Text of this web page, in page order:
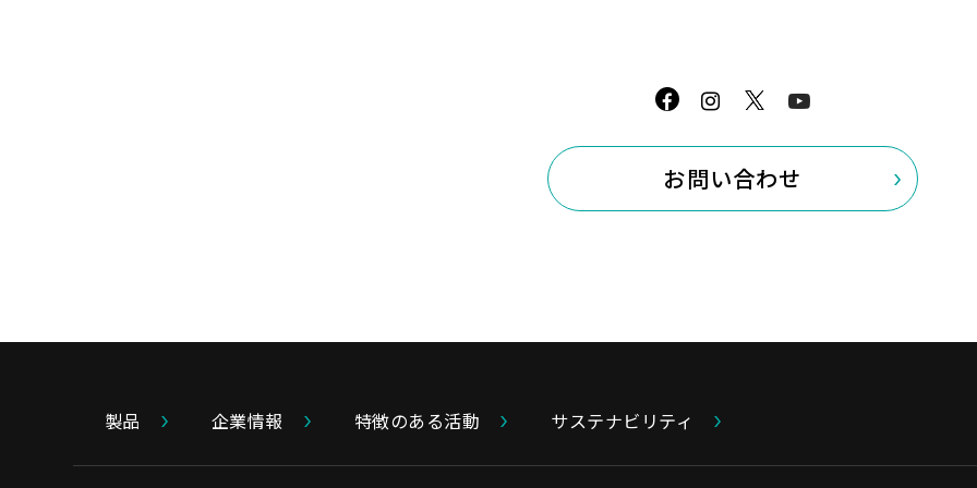
3. 執行役員（2026年6月24日付）
氏名
平井 章雅（ひらい あ
本部担当、グループ責任者などは、下
https://www.cataler.co.jp/company/
お問い合わせ
製品 企業情報 特徴のある活動 サステナビリティ